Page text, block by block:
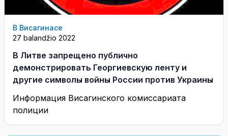
В Висагинасе
27 balandžio 2022
В Литве запрещено публично
демонстрировать Георгиевскую ленту и
другие символы войны России против Украины
Информация Висагинского комиссариата
полиции